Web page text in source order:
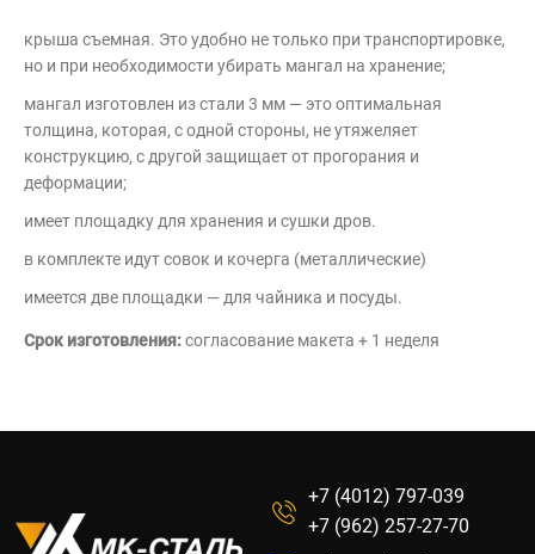
крыша съемная. Это удобно не только при транспортировке,
но и при необходимости убирать мангал на хранение;
мангал изготовлен из стали 3 мм — это оптимальная
толщина, которая, с одной стороны, не утяжеляет
конструкцию, с другой защищает от прогорания и
деформации;
имеет площадку для хранения и сушки дров.
в комплекте идут совок и кочерга (металлические)
имеется две площадки — для чайника и посуды.
Срок изготовления:согласование макета + 1 неделя
+7 (4012) 797-039
+7 (962) 257-27-70